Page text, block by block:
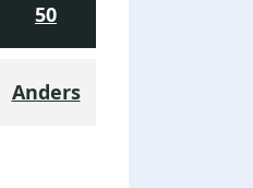
50
Anders